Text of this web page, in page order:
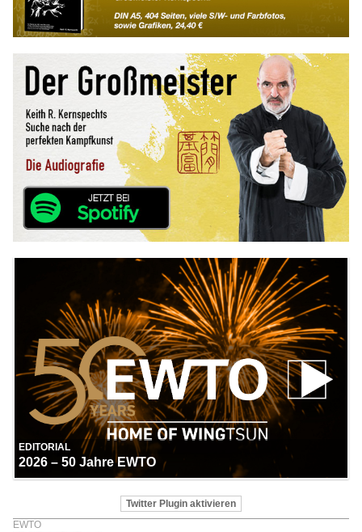
EDITORIAL
2026 – 50 Jahre EWTO
Twitter Plugin aktivieren
EWTO